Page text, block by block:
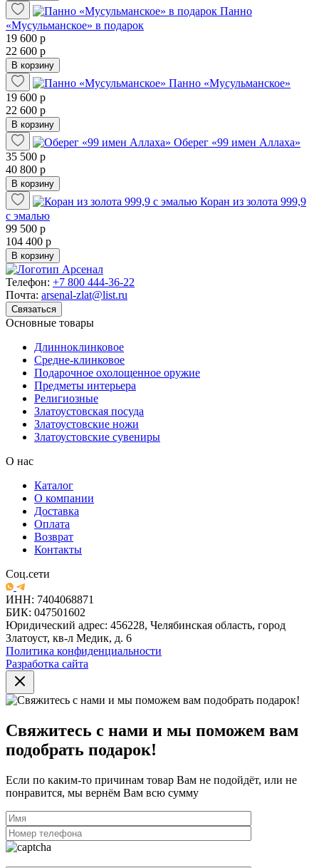
Панно
«Мусульманское» в подарок
19 600 р
22 600 р
В корзину
Панно «Мусульманское»
19 600 р
22 600 р
В корзину
Оберег «99 имен Аллаха»
35 500 р
40 800 р
В корзину
Коран из золота 999,9
с эмалью
99 500 р
104 400 р
В корзину
Телефон: +7 800 444-36-22
Почта: arsenal-zlat@list.ru
Связаться
Основные товары
Длинноклинковое
Средне-клинковое
Подарочное охолощенное оружие
Предметы интерьера
Религиозные
Златоустовская посуда
Златоустовские ножи
Златоустовские сувениры
О нас
Каталог
О компании
Доставка
Оплата
Возврат
Контакты
Соц.сети
ИНН: 7404068871
БИК: 047501602
Юридический адрес: 456228, Челябинская область, город
Златоуст, кв-л Медик, д. 6
Политика конфиденциальности
Разработка сайта
Свяжитесь с нами и мы поможем вам
подобрать подарок!
Если по каким-то причинам товар Вам не подойдёт, или не
понравится, мы вернём Вам всю сумму